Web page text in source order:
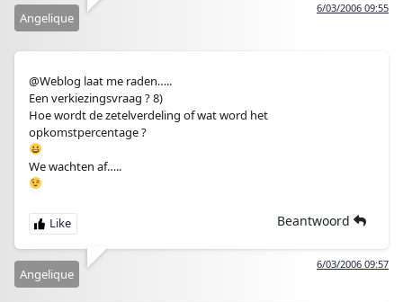
6/03/2006 09:55
Angelique
@Weblog laat me raden…..
Een verkiezingsvraag ? 8)
Hoe wordt de zetelverdeling of wat word het
opkomstpercentage ?
We wachten af…..
Beantwoord
6/03/2006 09:57
Angelique